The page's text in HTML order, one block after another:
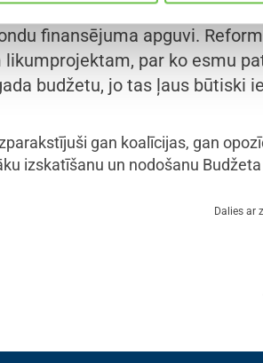
šobrīd ir viens no
finansējuma apguvi.
par ko esmu
budžetu, jo tas ļaus būtiski
gan koalīcijas, gan
izskatīšanu un nodošanu
Dalies ar